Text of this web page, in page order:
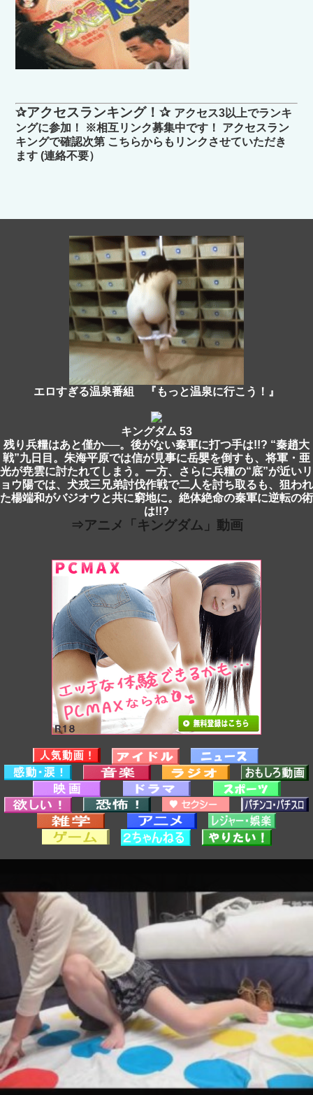
✰アクセスランキング！✰ アクセス3以上でランキ
ングに参加！ ※相互リンク募集中です！ アクセスラン
キングで確認次第 こちらからもリンクさせていただき
ます (連絡不要）
エロすぎる温泉番組 『もっと温泉に行こう！』
キングダム 53
残り兵糧はあと僅か──。後がない秦軍に打つ手は!!? “秦趙大
戦”九日目。朱海平原では信が見事に岳嬰を倒すも、将軍・亜
光が尭雲に討たれてしまう。一方、さらに兵糧の“底”が近いリ
ョウ陽では、犬戎三兄弟討伐作戦で二人を討ち取るも、狙われ
た楊端和がバジオウと共に窮地に。絶体絶命の秦軍に逆転の術
は!!?
⇒アニメ「キングダム」動画